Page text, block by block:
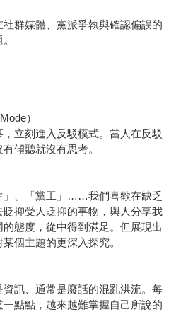
群媒體、黨派爭執與確認偏誤的
）
立刻進入反駁模式。當人在反駁
傾聽就沒有思考。
」、「黨工」……我們喜歡在缺乏
抑受人貶抑的事物，與人分享我
態度，從中得到滿足。但展現出
個主題的更深入探究。
訊、通常是廢話的混亂洪流。每
點點，越來越難掌握自己所說的